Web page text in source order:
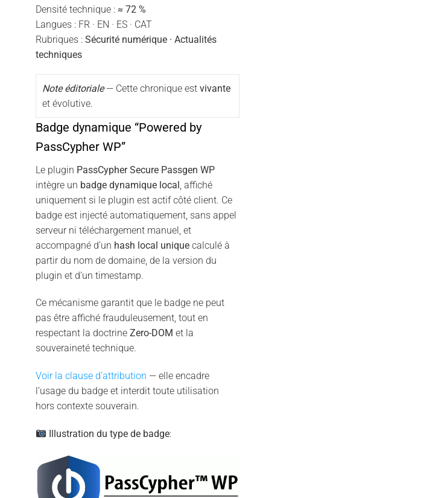
Densité technique : ≈ 72 %
Langues : FR · EN · ES · CAT
Rubriques : Sécurité numérique · Actualités
techniques
Note éditoriale— Cette chronique est vivante
et évolutive.
Badge dynamique “Powered by
PassCypher WP”
Le plugin PassCypher Secure Passgen WP
intègre un badge dynamique local , affiché
uniquement si le plugin est actif côté client. Ce
badge est injecté automatiquement, sans appel
serveur ni téléchargement manuel, et
accompagné d’un hash local unique calculé à
partir du nom de domaine, de la version du
plugin et d’un timestamp.
Ce mécanisme garantit que le badge ne peut
pas être affiché frauduleusement, tout en
respectant la doctrine Zero-DOM et la
souveraineté technique.
Voir la clause d’attribution — elle encadre
l’usage du badge et interdit toute utilisation
hors contexte souverain.
Illustration du type de badge: